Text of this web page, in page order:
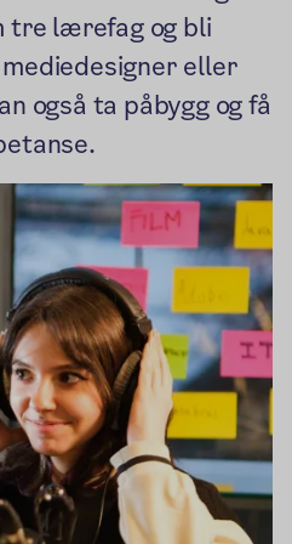
tre lærefag og bli
eller
også ta påbygg og få